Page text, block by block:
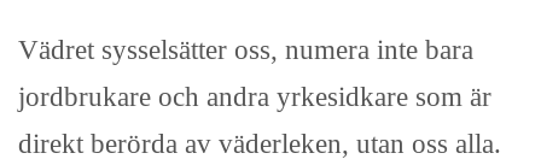
Vädret sysselsätter oss, numera inte bara
jordbrukare och andra yrkesidkare som är
direkt berörda av väderleken, utan oss alla.